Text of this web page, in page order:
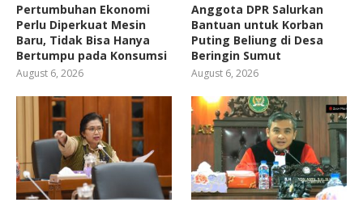
Pertumbuhan Ekonomi
Perlu Diperkuat Mesin
Baru, Tidak Bisa Hanya
Bertumpu pada Konsumsi
August 6, 2026
Anggota DPR Salurkan
Bantuan untuk Korban
Puting Beliung di Desa
Beringin Sumut
August 6, 2026